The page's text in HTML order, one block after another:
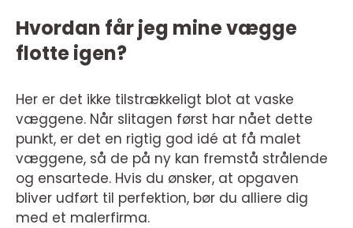
Hvordan får jeg mine vægge
flotte igen?
Her er det ikke tilstrækkeligt blot at vaske
væggene. Når slitagen først har nået dette
punkt, er det en rigtig god idé at få malet
væggene, så de på ny kan fremstå strålende
og ensartede. Hvis du ønsker, at opgaven
bliver udført til perfektion, bør du alliere dig
med et malerfirma.